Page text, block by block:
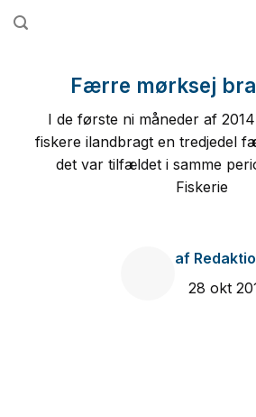
Fortsæt
Færre mørksej
I de første ni måneder af
fiskere ilandbragt en tredjedel
det var tilfældet i samme
Fiskerie
af
28 okt